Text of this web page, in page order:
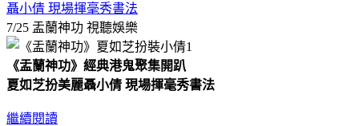
聶小倩 現場揮毫秀書法
7/25 盂蘭神功 視聽娛樂
《盂蘭神功》經典港鬼聚集開趴
夏如芝扮美麗聶小倩 現場揮毫秀書法
繼續閱讀